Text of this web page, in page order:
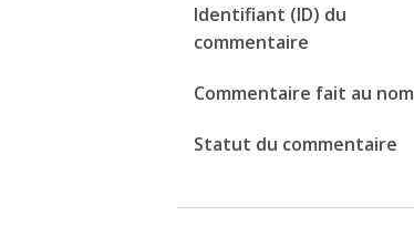
Identifiant (ID) du
commentaire
Commentaire fait au nom
Statut du commentaire